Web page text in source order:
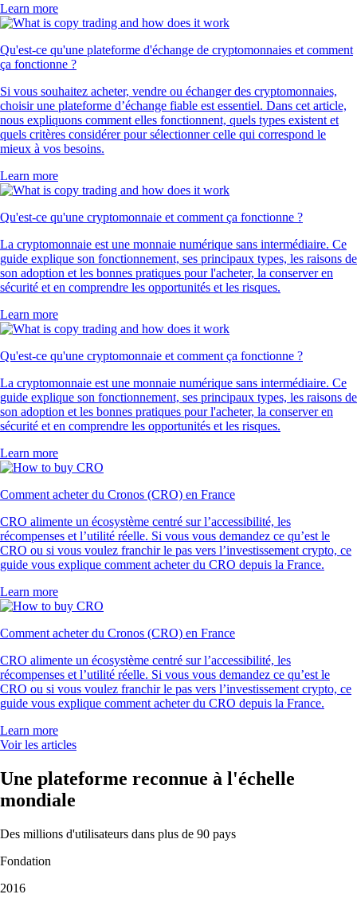
Learn more
Qu'est-ce qu'une plateforme d'échange de cryptomonnaies et comment
ça fonctionne ?
Si vous souhaitez acheter, vendre ou échanger des cryptomonnaies,
choisir une plateforme d’échange fiable est essentiel. Dans cet article,
nous expliquons comment elles fonctionnent, quels types existent et
quels critères considérer pour sélectionner celle qui correspond le
mieux à vos besoins.
Learn more
Qu'est-ce qu'une cryptomonnaie et comment ça fonctionne ?
La cryptomonnaie est une monnaie numérique sans intermédiaire. Ce
guide explique son fonctionnement, ses principaux types, les raisons de
son adoption et les bonnes pratiques pour l'acheter, la conserver en
sécurité et en comprendre les opportunités et les risques.
Learn more
Qu'est-ce qu'une cryptomonnaie et comment ça fonctionne ?
La cryptomonnaie est une monnaie numérique sans intermédiaire. Ce
guide explique son fonctionnement, ses principaux types, les raisons de
son adoption et les bonnes pratiques pour l'acheter, la conserver en
sécurité et en comprendre les opportunités et les risques.
Learn more
Comment acheter du Cronos (CRO) en France
CRO alimente un écosystème centré sur l’accessibilité, les
récompenses et l’utilité réelle. Si vous vous demandez ce qu’est le
CRO ou si vous voulez franchir le pas vers l’investissement crypto, ce
guide vous explique comment acheter du CRO depuis la France.
Learn more
Comment acheter du Cronos (CRO) en France
CRO alimente un écosystème centré sur l’accessibilité, les
récompenses et l’utilité réelle. Si vous vous demandez ce qu’est le
CRO ou si vous voulez franchir le pas vers l’investissement crypto, ce
guide vous explique comment acheter du CRO depuis la France.
Learn more
Voir les articles
Une plateforme reconnue à l'échelle
mondiale
Des millions d'utilisateurs dans plus de 90 pays
Fondation
2016